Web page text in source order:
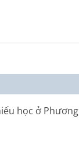
học ở Phương